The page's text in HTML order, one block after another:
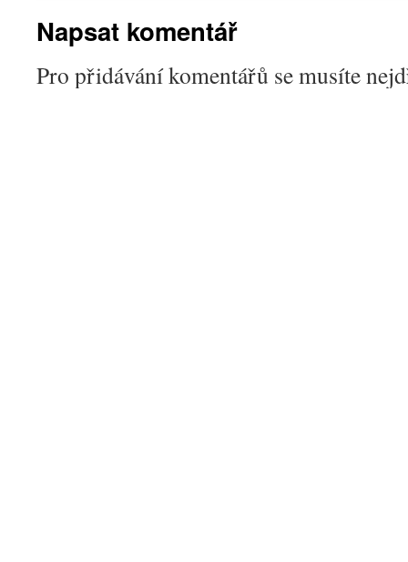
Napsat komentář
Pro přidávání komentářů se musíte